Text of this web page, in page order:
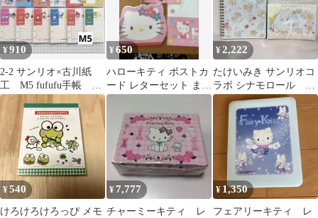
¥910
2-2 サンリオ×古川紙
工 M5 fufufu手帳 24
枚 手帳リフィル
¥650
ハローキティ ポストカ
ード レターセット まと
め売り
¥2,222
たけいみき サンリオコ
ラボ シナモロール レ
ターセット＆リングノ
ート
¥540
けろけろけろっぴ メモ
¥ 7,777
チャーミーキティ レ
¥ 1,350
フェアリーキティ レ